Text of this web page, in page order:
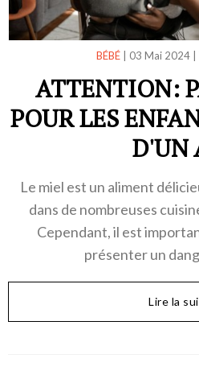
BÉBÉ| 03 Mai 2024|
ATTENTION:
POUR LES
D'UN
Le miel est un aliment
dans de nombreuses
Cependant, il est
présenter un
Lire la